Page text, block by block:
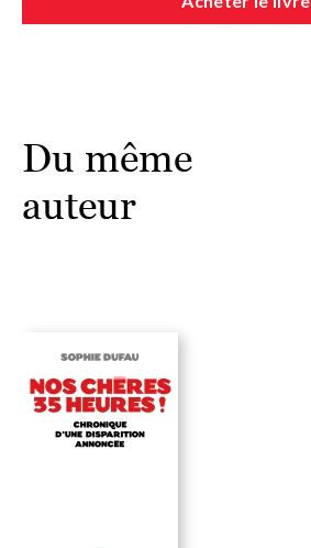
Du même
auteur